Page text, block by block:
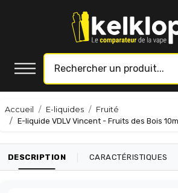
Accueil E-liquides
Fruité
E-liquide VDLV Vincent - Fruits des Bois
DESCRIPTION CARACTÉRISTIQUES